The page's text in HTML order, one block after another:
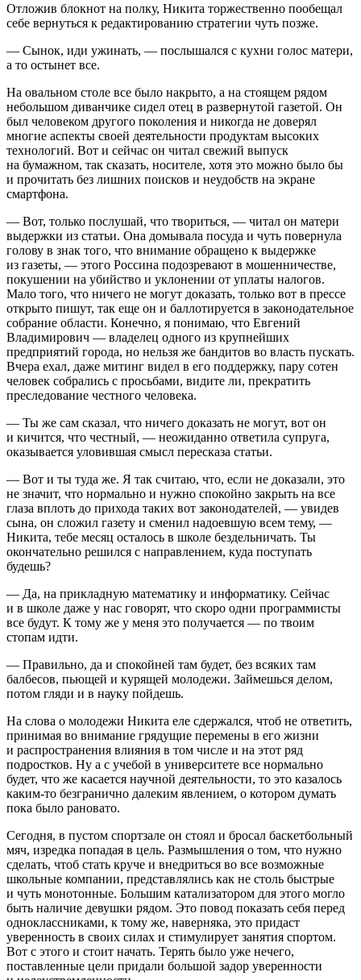
Отложив блокнот на полку, Никита торжественно пообещал
себе вернуться к редактированию стратегии чуть позже.
— Сынок, иди ужинать, — послышался с кухни голос матери,
а то остынет все.
На овальном столе все было накрыто, а на стоящем рядом
небольшом диванчике сидел отец в развернутой газетой. Он
был человеком другого поколения и никогда не доверял
многие аспекты своей деятельности продуктам высоких
технологий. Вот и сейчас он читал свежий выпуск
на бумажном, так сказать, носителе, хотя это можно было бы
и прочитать без лишних поисков и неудобств на экране
смартфона.
— Вот, только послушай, что твориться, — читал он матери
выдержки из статьи. Она домывала посуда и чуть повернула
голову в знак того, что внимание обращено к выдержке
из газеты, — этого Россина подозревают в мошенничестве,
покушении на убийство и уклонении от уплаты налогов.
Мало того, что ничего не могут доказать, только вот в прессе
открыто пишут, так еще он и баллотируется в законодательное
собрание области. Конечно, я понимаю, что Евгений
Владимирович — владелец одного из крупнейших
предприятий города, но нельзя же бандитов во власть пускать.
Вчера ехал, даже митинг видел в его поддержку, пару сотен
человек собрались с просьбами, видите ли, прекратить
преследование честного человека.
— Ты же сам сказал, что ничего доказать не могут, вот он
и кичится, что честный, — неожиданно ответила супруга,
оказывается уловившая смысл пересказа статьи.
— Вот и ты туда же. Я так считаю, что, если не доказали, это
не значит, что нормально и нужно спокойно закрыть на все
глаза вплоть до прихода таких вот законодателей, — увидев
сына, он сложил газету и сменил надоевшую всем тему, —
Никита, тебе месяц осталось в школе бездельничать. Ты
окончательно решился с направлением, куда поступать
будешь?
— Да, на прикладную математику и информатику. Сейчас
и в школе даже у нас говорят, что скоро одни программисты
все будут. К тому же у меня это получается — по твоим
стопам идти.
— Правильно, да и спокойней там будет, без всяких там
балбесов, пьющей и курящей молодежи. Займешься делом,
потом гляди и в науку пойдешь.
На слова о молодежи Никита еле сдержался, чтоб не ответить,
принимая во внимание грядущие перемены в его жизни
и распространения влияния в том числе и на этот ряд
подростков. Ну а с учебой в университете все нормально
будет, что же касается научной деятельности, то это казалось
каким-то безгранично далеким явлением, о котором думать
пока было рановато.
Сегодня, в пустом спортзале он стоял и бросал баскетбольный
мяч, изредка попадая в цель. Размышления о том, что нужно
сделать, чтоб стать круче и внедриться во все возможные
школьные компании, представлялись как не столь быстрые
и чуть монотонные. Большим катализатором для этого могло
быть наличие девушки рядом. Это повод показать себя перед
одноклассниками, к тому же, наверняка, это придаст
уверенность в своих силах и стимулирует занятия спортом.
Вот с этого и стоит начать. Терять было уже нечего,
поставленные цели придали большой задор уверенности